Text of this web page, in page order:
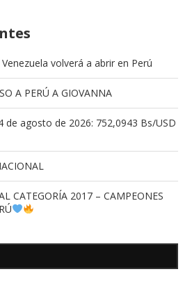
volverá a abrir en Perú
A PERÚ A GIOVANNA
de agosto de 2026: 752,0943 Bs/USD
CATEGORÍA 2017 – CAMPEONES